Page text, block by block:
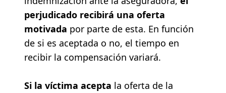
perjudicado recibirá una oferta
motivada por parte de esta. En función
de si es aceptada o no, el tiempo en
recibir la compensación variará.
Si la víctima acepta la oferta de la